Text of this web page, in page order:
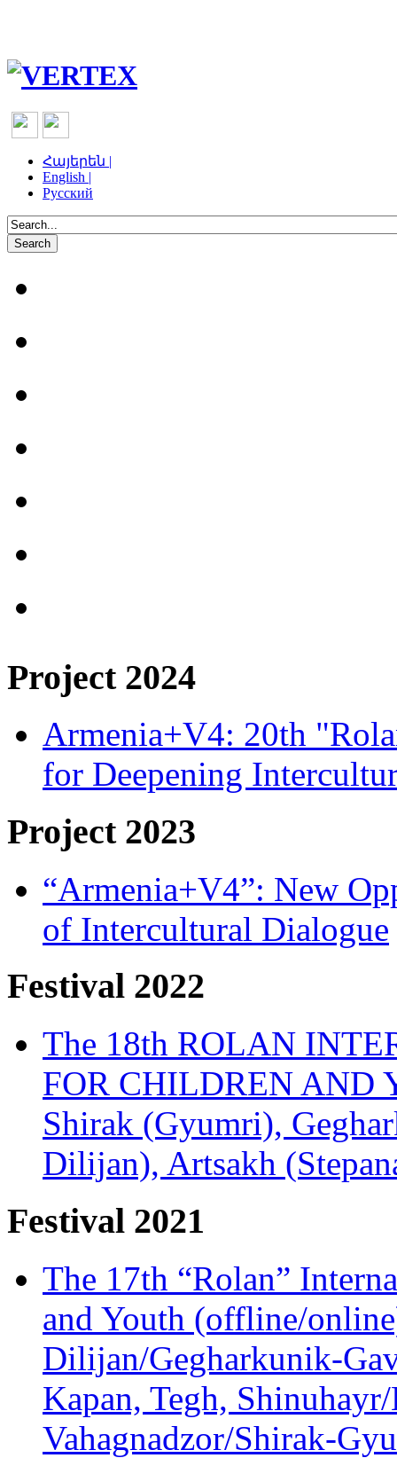
Հայերեն |
English |
Русский
Project 2024
Armenia+V4: 20th
for Deepening
Project 2023
“Armenia+V4”: New
of Intercultural Dialogue
Festival 2022
The 18th ROLAN
FOR CHILDREN AND
Shirak (Gyumri),
Dilijan), Artsakh
Festival 2021
The 17th “Rolan”
and Youth (offline/
Dilijan/Gegharkunik-
Kapan, Tegh,
Vahagnadzor/Shirak-